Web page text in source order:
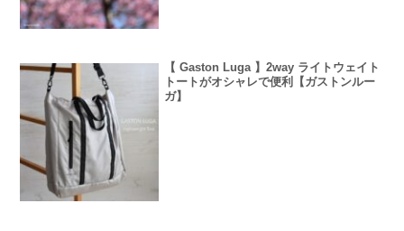
【 Gaston Luga 】2way ライトウェイト
トートがオシャレで便利【ガストンルー
ガ】